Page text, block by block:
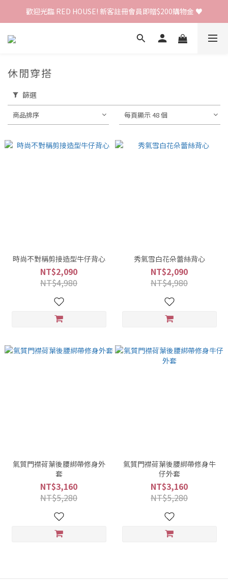
歡迎光臨 RED HOUSE! 新客註冊會員即贈$200購物金 ♥
歡迎光臨 RED HOUSE! 新客註冊會員即贈$200購物金 ♥
全館單筆訂單滿 $2000 免運 🚚
休閒穿搭
篩選
商品排序 每頁顯示 48 個
時尚不對稱剪接造型牛仔背心
NT$2,090
NT$4,980
秀氣雪白花朵蕾絲背心
NT$2,090
NT$4,980
氣質門襟荷葉後腰綁帶修身外
套
NT$3,160
NT$5,280
氣質門襟荷葉後腰綁帶修身牛
仔外套
NT$3,160
NT$5,280